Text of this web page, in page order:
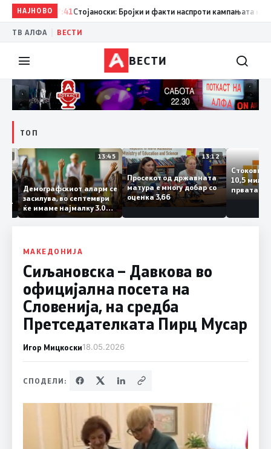
НАЈНОВО
17:41 Стојаноски: Бројки и факти наспроти кампањата на
ТВ АЛФА ВЕСТИ
ВЕСТИ
ТОП
14:12 13:45
Демографскиот аларм се
засилува, во септември
ќе имаме најмалку 3.000
првачиња помалку
13:12
Просекот од државната
матура е многу добар со
оценка 3,66
10,5
првата
МАКЕДОНИЈА
Сиљановска – Давкова во
официјална посета на
Словенија, на средба
Претседателката Пирц Мусар
Игор Мицкоски18.05.2026
СПОДЕЛИ: